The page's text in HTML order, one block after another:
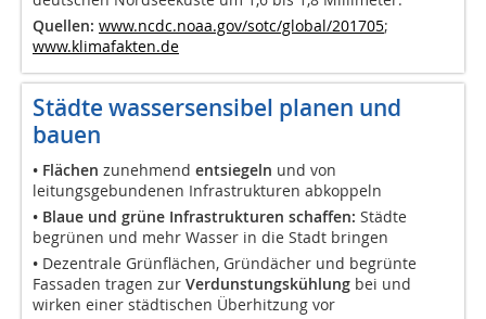
Quellen: www.ncdc.noaa.gov/sotc/global/201705;
www.klimafakten.de
Städte wassersensibel planen und
bauen
• Flächen zunehmend entsiegeln und von
leitungsgebundenen Infrastrukturen abkoppeln
• Blaue und grüne Infrastrukturen schaffen: Städte
begrünen und mehr Wasser in die Stadt bringen
• Dezentrale Grünflächen, Gründächer und begrünte
Fassaden tragen zur Verdunstungskühlung bei und
wirken einer städtischen Überhitzung vor